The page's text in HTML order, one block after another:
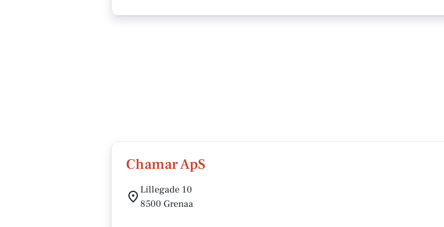
Chamar ApS
Lillegade 10
8500 Grenaa